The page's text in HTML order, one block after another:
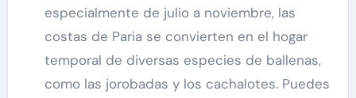
especialmente de julio a noviembre, las
costas de Paria se convierten en el hogar
temporal de diversas especies de ballenas,
como las jorobadas y los cachalotes. Puedes